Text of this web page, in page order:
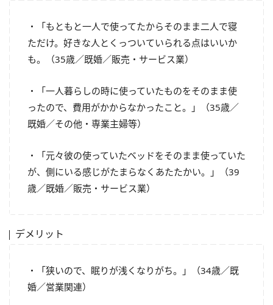
・「もともと一人で使ってたからそのまま二人で寝
ただけ。好きな人とくっついていられる点はいいか
も。（35歳／既婚／販売・サービス業）
・「一人暮らしの時に使っていたものをそのまま使
ったので、費用がかからなかったこと。」（35歳／
既婚／その他・専業主婦等）
・「元々彼の使っていたベッドをそのまま使っていた
が、側にいる感じがたまらなくあたたかい。」（39
歳／既婚／販売・サービス業）
デメリット
・「狭いので、眠りが浅くなりがち。」（34歳／既
婚／営業関連）